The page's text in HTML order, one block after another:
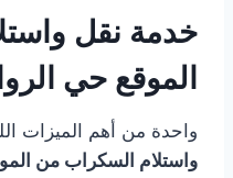
خدمة نقل
الموقع حي
واحدة من أهم الميزات
واستلام السكراب من